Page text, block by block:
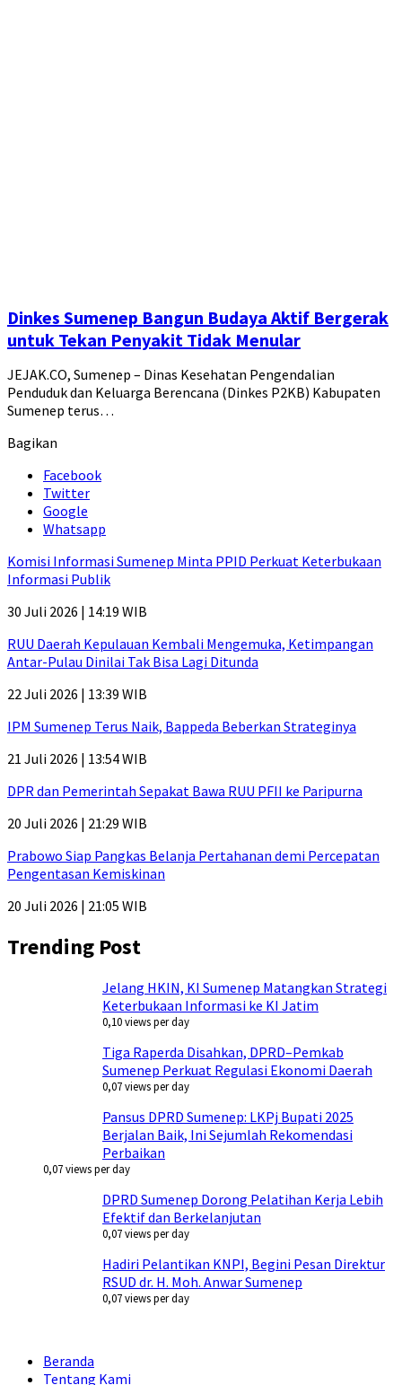
Dinkes Sumenep Bangun Budaya Aktif Bergerak
untuk Tekan Penyakit Tidak Menular
JEJAK.CO, Sumenep – Dinas Kesehatan Pengendalian
Penduduk dan Keluarga Berencana (Dinkes P2KB) Kabupaten
Sumenep terus…
Bagikan
Facebook
Twitter
Google
Whatsapp
Komisi Informasi Sumenep Minta PPID Perkuat Keterbukaan
Informasi Publik
30 Juli 2026 | 14:19 WIB
RUU Daerah Kepulauan Kembali Mengemuka, Ketimpangan
Antar-Pulau Dinilai Tak Bisa Lagi Ditunda
22 Juli 2026 | 13:39 WIB
IPM Sumenep Terus Naik, Bappeda Beberkan Strateginya
21 Juli 2026 | 13:54 WIB
DPR dan Pemerintah Sepakat Bawa RUU PFII ke Paripurna
20 Juli 2026 | 21:29 WIB
Prabowo Siap Pangkas Belanja Pertahanan demi Percepatan
Pengentasan Kemiskinan
20 Juli 2026 | 21:05 WIB
Trending Post
Jelang HKIN, KI Sumenep Matangkan Strategi
Keterbukaan Informasi ke KI Jatim
0,10 views per day
Tiga Raperda Disahkan, DPRD–Pemkab
Sumenep Perkuat Regulasi Ekonomi Daerah
0,07 views per day
Pansus DPRD Sumenep: LKPj Bupati 2025
Berjalan Baik, Ini Sejumlah Rekomendasi
Perbaikan
0,07 views per day
DPRD Sumenep Dorong Pelatihan Kerja Lebih
Efektif dan Berkelanjutan
0,07 views per day
Hadiri Pelantikan KNPI, Begini Pesan Direktur
RSUD dr. H. Moh. Anwar Sumenep
0,07 views per day
Beranda
Tentang Kami